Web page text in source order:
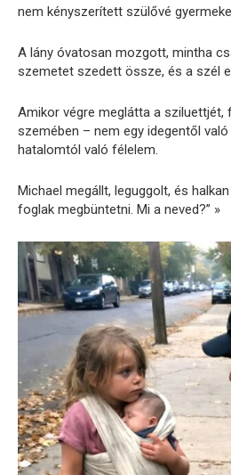
nem kényszerített szülővé
A lány óvatosan mozgott, mintha
szemetet szedett össze, és a szél
Amikor végre meglátta a sziluettjét,
szemében – nem egy idegentől
hatalomtól való félelem.
Michael megállt, leguggolt, és
foglak megbüntetni. Mi a neved?” »